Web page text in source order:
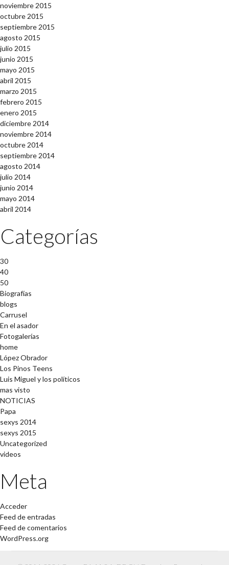
noviembre 2015
octubre 2015
septiembre 2015
agosto 2015
julio 2015
junio 2015
mayo 2015
abril 2015
marzo 2015
febrero 2015
enero 2015
diciembre 2014
noviembre 2014
octubre 2014
septiembre 2014
agosto 2014
julio 2014
junio 2014
mayo 2014
abril 2014
Categorías
30
40
50
Biografías
blogs
Carrusel
En el asador
Fotogalerías
home
López Obrador
Los Pinos Teens
Luis Miguel y los políticos
mas visto
NOTICIAS
Papa
sexys 2014
sexys 2015
Uncategorized
videos
Meta
Acceder
Feed de entradas
Feed de comentarios
WordPress.org